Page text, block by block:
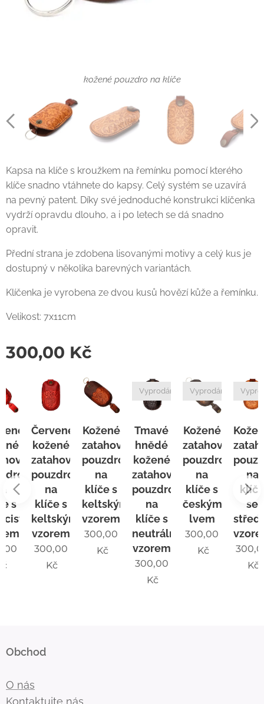
kožené pouzdro na klíče
kožená klíčenka se vzorem
Kapsa na klíče s kroužkem na řemínku pomocí kterého
klíče snadno vtáhnete do kapsy. Celý systém se uzavírá
na pevný patent. Díky své jednoduché konstrukci klíčenka
vydrží opravdu dlouho, a i po letech se dá snadno
opravit.
Přední strana je zdobena lisovanými motivy a celý kus je
dostupný v několika barevných variantách.
Klíčenka je vyrobena ze dvou kusů hovězí kůže a řemínku.
Velikost: 7x11cm
300,00 Kč
Červené
kožené
zatahovací
pouzdro
klíče s
keltským
vzorem
300,00
Kožené
zatahovací
pouzdro
klíče s
keltským
vzorem
300,00
Tmavé
hnědé
kožené
zatahovací
pouzdro
klíče s
neutrálním
vzorem
Vyprodáno
300,00
Kožené
zatahovací
pouzdro
klíče s
českým
lvem
Vyprodáno
300,00
Kožené
pouzdro
klíče
vzorem
Vyprodáno
300,00
Obchod
O nás
Kontaktujte nás